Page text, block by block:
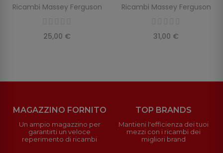
Ricambi Massey Ferguson
25,00 €
Ricambi Massey Ferguson
31,00 €
MAGAZZINO FORNITO
Un ampio magazzino per
garantirti un veloce
reperimento di ricambi
TOP BRANDS
Mantieni l'efficienza dei tuoi
mezzi con i ricambi dei
migliori brand